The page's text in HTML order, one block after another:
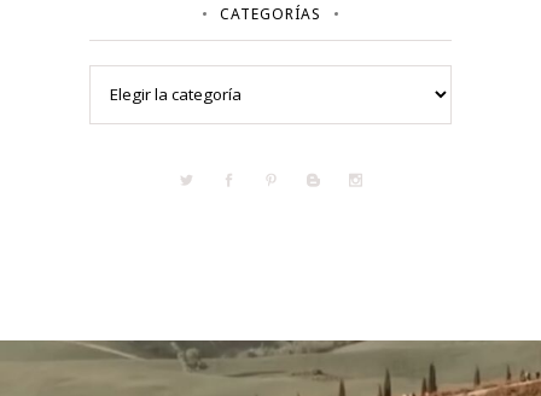
CATEGORÍAS